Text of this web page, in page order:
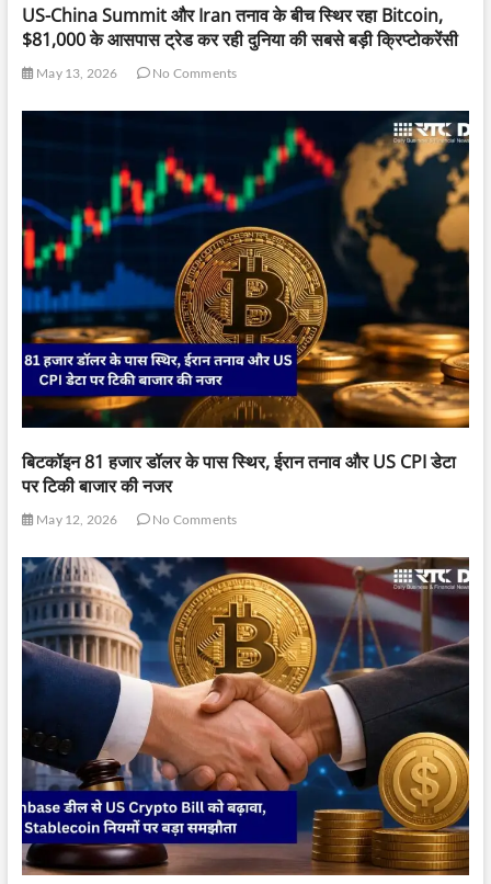
US-China Summit और Iran तनाव के बीच स्थिर रहा Bitcoin,
$81,000 के आसपास ट्रेड कर रही दुनिया की सबसे बड़ी क्रिप्टोकरेंसी
May 13, 2026 No Comments
बिटकॉइन 81 हजार डॉलर के पास स्थिर, ईरान तनाव और US CPI डेटा
पर टिकी बाजार की नजर
May 12, 2026 No Comments